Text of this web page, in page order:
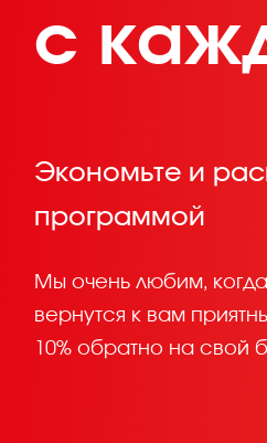
с
Экономьте и
программой
Мы очень любим,
вернутся к вам
10% обратно на свой